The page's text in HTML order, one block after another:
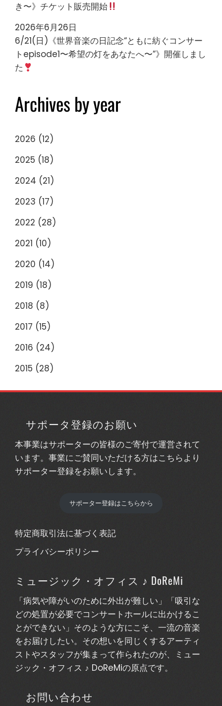
き〜》チケット販売開始
2026年6月26日
6/21(日)《世界音楽の日記念“ともに紡ぐコンサー
トepisode1〜希望の灯をあなたへ〜”》開催しまし
た
Archives by year
2026 (12)
2025 (18)
2024 (21)
2023 (17)
2022 (28)
2021 (10)
2020 (14)
2019 (18)
2018 (8)
2017 (15)
2016 (24)
2015 (28)
サポータ登録のお願い
本事業はサポーターの皆様のご寄付で運営されて
います。事業にご賛同いただける方はこちらより
サポーター登録をお願いします。
サポーター登録はこちらから
特定商取引法に基づく表記
プライバシーポリシー
ミュージック・オフィス ♪ DoReMi
「病気や障がいのために外出が難しい」「吸引な
どの処置が必要でコンサートホールに出かけるこ
とができない」そのような方にこそ、一流の音楽
をお届けしたい。その想いを同じくするアーティ
ストやスタッフが集まって作られたのが、ミュー
ジック・オフィス ♪ DoReMiの原点です。
お問い合わせ